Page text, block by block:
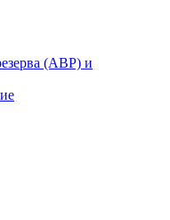
(АВР) и